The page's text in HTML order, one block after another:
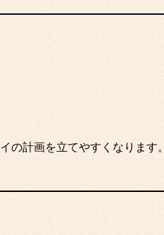
の計画を立てやすくなります。